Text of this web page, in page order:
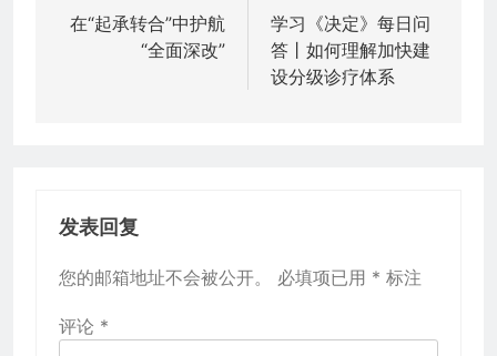
章
在“起承转合”中护航
“全面深改”
学习《决定》每日问
答丨如何理解加快建
设分级诊疗体系
发表回复
您的邮箱地址不会被公开。 必填项已用 * 标注
评论 *